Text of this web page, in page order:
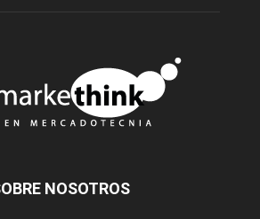
NOSOTROS